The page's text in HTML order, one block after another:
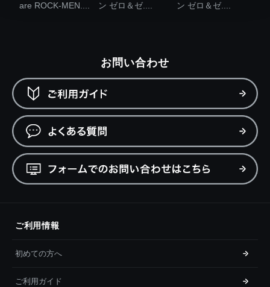
are ROCK-MEN....
ン ゼロ＆ゼ....
ン ゼロ＆ゼ....
お問い合わせ
ご利用情報
初めての方へ
ご利用ガイド